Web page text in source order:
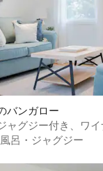
バンガロー
ャグジー付き、ワ
呂・ジャグジー